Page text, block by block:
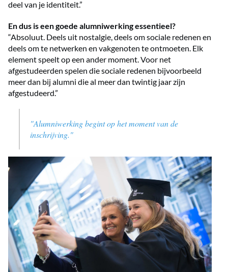
deel van je identiteit.”
En dus is een goede alumniwerking essentieel?
“Absoluut. Deels uit nostalgie, deels om sociale redenen en
deels om te netwerken en vakgenoten te ontmoeten. Elk
element speelt op een ander moment. Voor net
afgestudeerden spelen die sociale redenen bijvoorbeeld
meer dan bij alumni die al meer dan twintig jaar zijn
afgestudeerd.”
"Alumniwerking begint op het moment van de
inschrijving."